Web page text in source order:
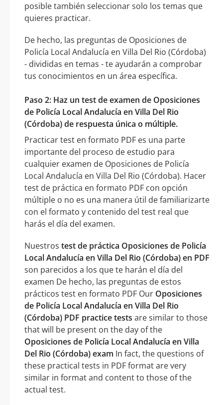
posible también seleccionar solo los temas que
quieres practicar.
De hecho, las preguntas de Oposiciones de
Policía Local Andalucía en Villa Del Rio (Córdoba)
- divididas en temas - te ayudarán a comprobar
tus conocimientos en un área específica.
Paso 2: Haz un test de examen de Oposiciones
de Policía Local Andalucía en Villa Del Rio
(Córdoba) de respuesta única o múltiple.
Practicar test en formato PDF es una parte
importante del proceso de estudio para
cualquier examen de Oposiciones de Policía
Local Andalucía en Villa Del Rio (Córdoba). Hacer
test de práctica en formato PDF con opción
múltiple o no es una manera útil de familiarizarte
con el formato y contenido del test real que
harás el día del examen.
Nuestros test de práctica Oposiciones de Policía
Local Andalucía en Villa Del Rio (Córdoba) en PDF
son parecidos a los que te harán el día del
examen De hecho, las preguntas de estos
prácticos test en formato PDF Our Oposiciones
de Policía Local Andalucía en Villa Del Rio
(Córdoba) PDF practice tests are similar to those
that will be present on the day of the
Oposiciones de Policía Local Andalucía en Villa
Del Rio (Córdoba) exam In fact, the questions of
these practical tests in PDF format are very
similar in format and content to those of the
actual test.